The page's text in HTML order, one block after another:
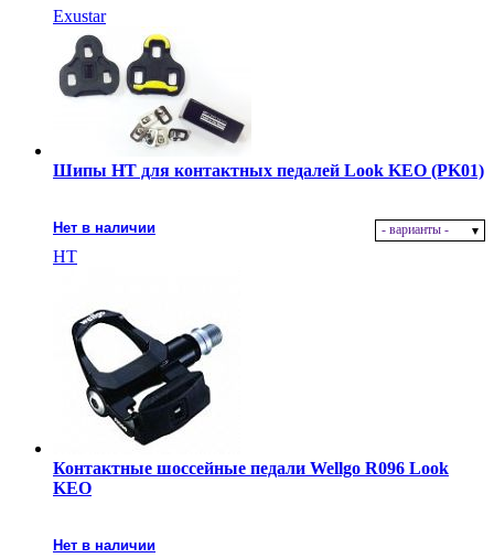
Exustar
Шипы HT для контактных педалей Look KEO (PK01)
Нет в наличии - варианты -
HT
Контактные шоссейные педали Wellgo R096 Look
KEO
Нет в наличии